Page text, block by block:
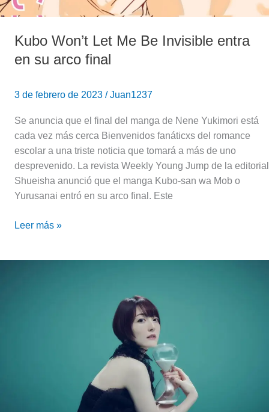
Kubo Won’t Let Me Be Invisible entra
en su arco final
3 de febrero de 2023 /Juan1237
Se anuncia que el final del manga de Nene Yukimori está
cada vez más cerca Bienvenidos fanáticxs del romance
escolar a una triste noticia que tomará a más de uno
desprevenido. La revista Weekly Young Jump de la editorial
Shueisha anunció que el manga Kubo-san wa Mob o
Yurusanai entró en su arco final. Este
Leer más »